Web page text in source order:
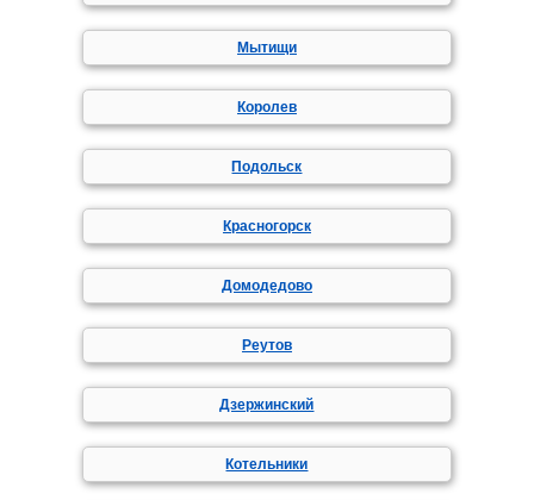
Мытищи
Королев
Подольск
Красногорск
Домодедово
Реутов
Дзержинский
Котельники